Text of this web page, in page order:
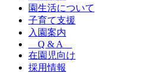
園生活について
子育て支援
入園案内
Q & A
在園児向け
採用情報